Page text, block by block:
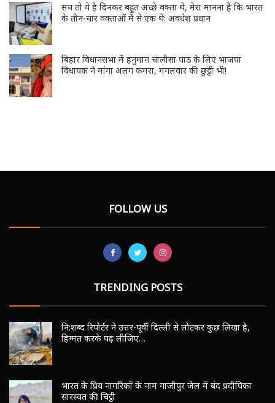
सच तो ये है दिनकर बहुत अच्छे वक्ता थे, मेरा मानना है कि भारत
के तीन-चार वक्ताओं में से एक थे: अवधेश प्रधान
बिहार विधानसभा में हनुमान चालीसा पाठ के लिए भाजपा
विधायक ने मांगा अलग कमरा, मंगलवार की छुट्टी भी!
FOLLOW US
TRENDING POSTS
नि:शब्द रिपोर्टर ने उत्तर-पूर्वी दिल्ली से लौटकर कुछ लिखा है,
हिम्मत करके पढ़ लीजिए…
भारत के प्रिय नागरिकों के नाम गाजीपुर जेल में बंद प्रदीपिका
सारस्वत की चिट्ठी